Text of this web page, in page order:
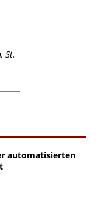
St.
automatisierten